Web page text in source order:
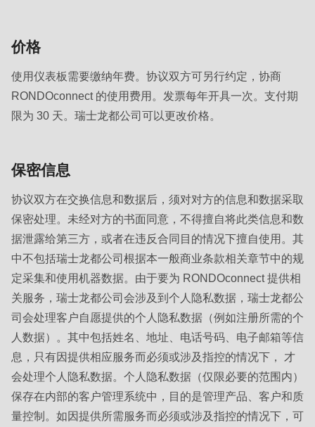
()
592
of
modules/custom/rondo_contact/src/ContactService.php
Deprecated
mb_substr():
Passing
null
to
parameter
#1
($string)
of
type
string
is
deprecated
价格
使用仪表板需要缴纳年费。协议双方可另行约定，协商
RONDOconnect 的使用费用。发票每年开具一次。支付期
限为 30 天。瑞士龙都公司可以更改价格。
保密信息
协议双方在交换信息和数据后，须对对方的信息和数据采取
保密处理。未经对方的书面同意，不得擅自将此类信息和数
据泄露给第三方，或者在违反合同目的情况下擅自使用。其
中不包括瑞士龙都公司根据本一般商业条款相关章节中的规
定采集和使用机器数据。由于要为 RONDOconnect 提供相
关服务，瑞士龙都公司会涉及到个人隐私数据，瑞士龙都公
司会处理客户自愿提供的个人隐私数据（例如注册所需的个
人数据）。其中包括姓名、地址、电话号码、电子邮箱等信
息，只有因提供相应服务而必须或涉及指控的情况下， 才
会处理个人隐私数据。个人隐私数据（仅限必要的范围内）
保存在内部的客户管理系统中，目的是管理产品、客户和质
量控制。如因提供所需服务而必须或涉及指控的情况下，可